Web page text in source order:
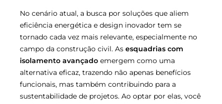
No cenário atual, a busca por soluções que aliem
eficiência energética e design inovador tem se
tornado cada vez mais relevante, especialmente no
campo da construção civil. As esquadrias com
isolamento avançado emergem como uma
alternativa eficaz, trazendo não apenas benefícios
funcionais, mas também contribuindo para a
sustentabilidade de projetos. Ao optar por elas, você